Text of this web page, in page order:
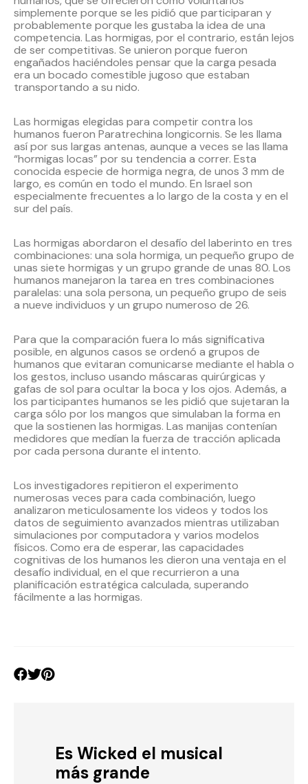
simplemente porque se les pidió que participaran y
probablemente porque les gustaba la idea de una
competencia. Las hormigas, por el contrario, están lejos
de ser competitivas. Se unieron porque fueron
engañados haciéndoles pensar que la carga pesada
era un bocado comestible jugoso que estaban
transportando a su nido.
Las hormigas elegidas para competir contra los
humanos fueron Paratrechina longicornis. Se les llama
así por sus largas antenas, aunque a veces se las llama
“hormigas locas” por su tendencia a correr. Esta
conocida especie de hormiga negra, de unos 3 mm de
largo, es común en todo el mundo. En Israel son
especialmente frecuentes a lo largo de la costa y en el
sur del país.
Las hormigas abordaron el desafío del laberinto en tres
combinaciones: una sola hormiga, un pequeño grupo de
unas siete hormigas y un grupo grande de unas 80. Los
humanos manejaron la tarea en tres combinaciones
paralelas: una sola persona, un pequeño grupo de seis
a nueve individuos y un grupo numeroso de 26.
Para que la comparación fuera lo más significativa
posible, en algunos casos se ordenó a grupos de
humanos que evitaran comunicarse mediante el habla o
los gestos, incluso usando máscaras quirúrgicas y
gafas de sol para ocultar la boca y los ojos. Además, a
los participantes humanos se les pidió que sujetaran la
carga sólo por los mangos que simulaban la forma en
que la sostienen las hormigas. Las manijas contenían
medidores que medían la fuerza de tracción aplicada
por cada persona durante el intento.
Los investigadores repitieron el experimento
numerosas veces para cada combinación, luego
analizaron meticulosamente los videos y todos los
datos de seguimiento avanzados mientras utilizaban
simulaciones por computadora y varios modelos
físicos. Como era de esperar, las capacidades
cognitivas de los humanos les dieron una ventaja en el
desafío individual, en el que recurrieron a una
planificación estratégica calculada, superando
fácilmente a las hormigas.
Es Wicked el musical
más grande